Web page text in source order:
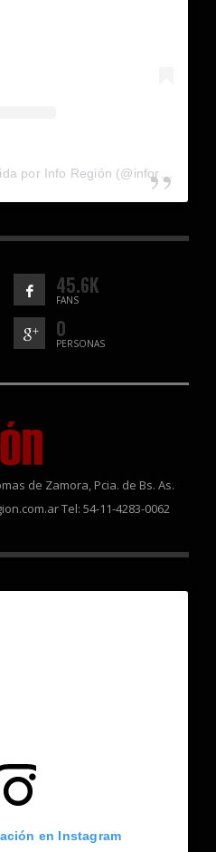
45.6K
FANS
0
PERSONAS
de Zamora, Pcia. de Bs. As.
Tel: 54-11-4283-0062
en Instagram